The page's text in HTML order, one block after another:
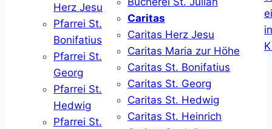
Herz Jesu
Pfarrei St.
Bonifatius
Pfarrei St.
Georg
Pfarrei St.
Hedwig
Pfarrei St.
Caritas
Caritas Herz Jesu
Caritas Maria zur Höhe
Caritas St. Bonifatius
Caritas St. Georg
Caritas St. Hedwig
Caritas St. Heinrich